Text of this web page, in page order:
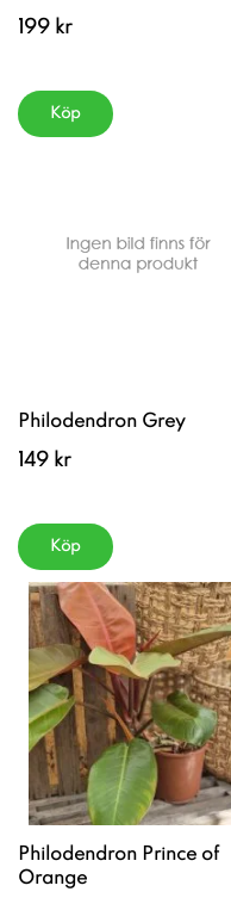
199 kr
Köp
Philodendron Grey
149 kr
Köp
Philodendron Prince of
Orange